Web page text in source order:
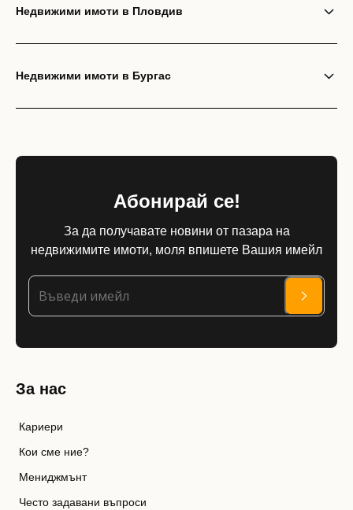
Недвижими имоти в Пловдив
Недвижими имоти в Бургас
Абонирай се!
За да получавате новини от пазара на
недвижимите имоти, моля впишете Вашия имейл
За нас
Кариери
Кои сме ние?
Мениджмънт
Често задавани въпроси